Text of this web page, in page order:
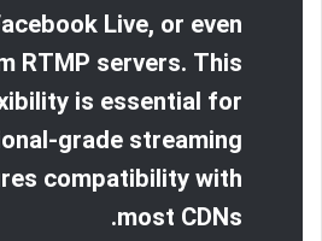
Live, or even
RTMP servers. This
is essential for
grade streaming
compatibility with
most CDNs.